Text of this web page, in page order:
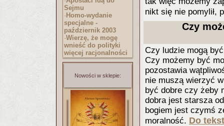
Sejmu
· Homo-wydanie
specjalne -
październik 2003
·Wierzę, że mogę
wnieść do polityki
więcej racjonalności
Nowości w sklepie:
nikt się nie pomylił,
Czy
Czy ludzie mogą
Czy możemy być
pozostawia
nie muszą wierzyć
być dobre czy żeby
dobra jest starsza
bogiem jest czymś
moralność. Do